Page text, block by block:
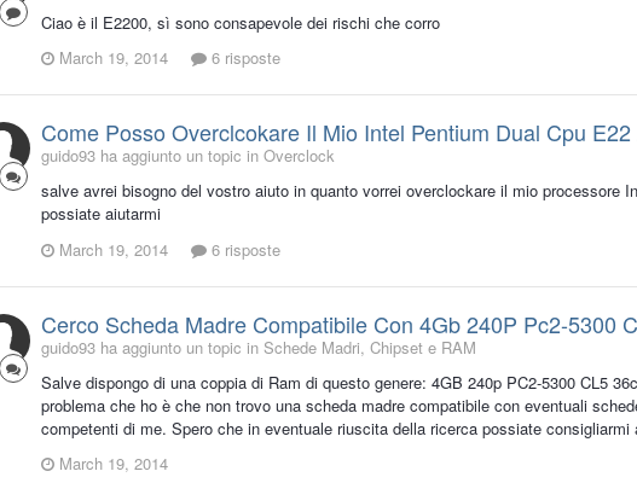
Ciao è il E2200, sì sono consapevole dei rischi che corro
March 19, 2014
6 risposte
Come Posso Overclcokare Il Mio Intel Pentium Dual Cpu
guido93 ha aggiunto un topic in Overclock
salve avrei bisogno del vostro aiuto in quanto vorrei overclockare il mio processore
possiate aiutarmi
March 19, 2014
6 risposte
Cerco Scheda Madre Compatibile Con 4Gb 240P Pc2-5300
guido93 ha aggiunto un topic in Schede Madri, Chipset e RAM
Salve dispongo di una coppia di Ram di questo genere: 4GB 240p PC2-5300 CL5
problema che ho è che non trovo una scheda madre compatibile con eventuali
competenti di me. Spero che in eventuale riuscita della ricerca possiate
March 19, 2014